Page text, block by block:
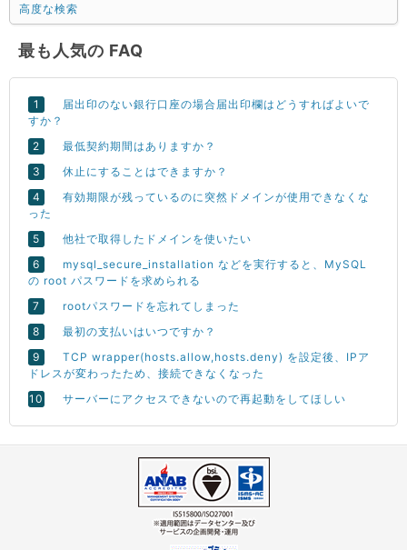
高度な検索
最も人気の FAQ
届出印のない銀行口座の場合届出印欄はどうすればよいで
すか？
最低契約期間はありますか？
休止にすることはできますか？
有効期限が残っているのに突然ドメインが使用できなくな
った
他社で取得したドメインを使いたい
mysql_secure_installation などを実行すると、MySQL
の root パスワードを求められる
rootパスワードを忘れてしまった
最初の支払いはいつですか？
TCP wrapper(hosts.allow,hosts.deny) を設定後、IPア
ドレスが変わったため、接続できなくなった
サーバーにアクセスできないので再起動をしてほしい